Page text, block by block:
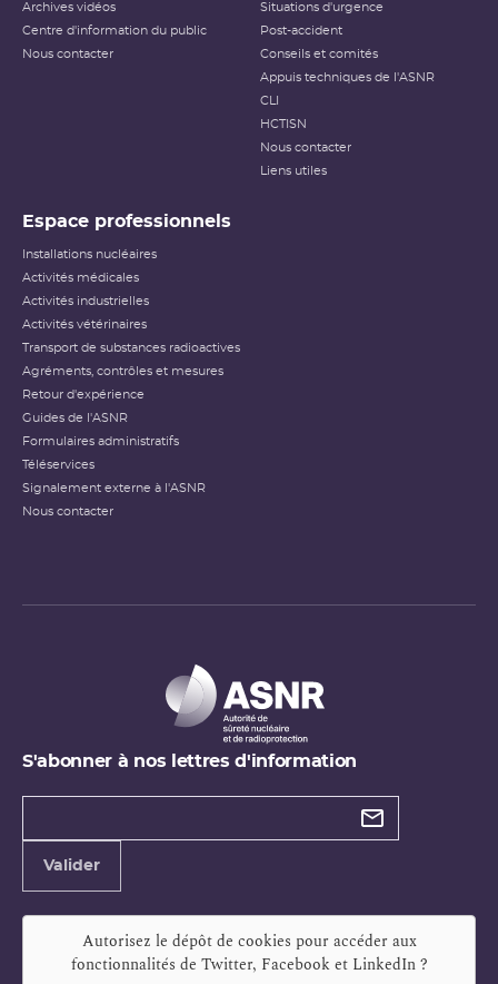
Archives vidéos
Centre d'information du public
Nous contacter
Situations d'urgence
Post-accident
Conseils et comités
Appuis techniques de l'ASNR
CLI
HCTISN
Nous contacter
Liens utiles
Espace professionnels
Installations nucléaires
Activités médicales
Activités industrielles
Activités vétérinaires
Transport de substances radioactives
Agréments, contrôles et mesures
Retour d'expérience
Guides de l'ASNR
Formulaires administratifs
Téléservices
Signalement externe à l'ASNR
Nous contacter
S'abonner à nos lettres d'information
Types de
Valider
Autorisez le dépôt de cookies pour accéder aux
fonctionnalités de Twitter, Facebook et LinkedIn?